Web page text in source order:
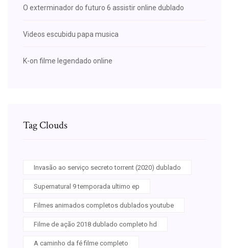
O exterminador do futuro 6 assistir online dublado
Videos escubidu papa musica
K-on filme legendado online
Tag Clouds
Invasão ao serviço secreto torrent (2020) dublado
Supernatural 9 temporada ultimo ep
Filmes animados completos dublados youtube
Filme de ação 2018 dublado completo hd
A caminho da fé filme completo